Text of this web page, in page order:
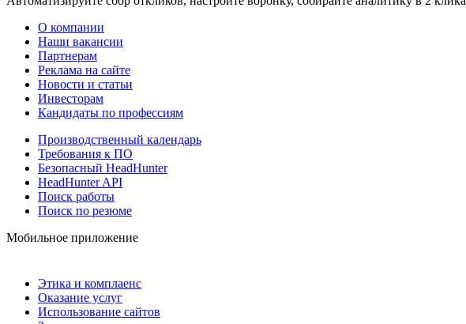
О компании
Наши вакансии
Партнерам
Реклама на сайте
Новости и статьи
Инвесторам
Кандидаты по профессиям
Производственный календарь
Требования к ПО
Безопасный HeadHunter
HeadHunter API
Поиск работы
Поиск по резюме
Мобильное приложение
Этика и комплаенс
Оказание услуг
Использование сайтов